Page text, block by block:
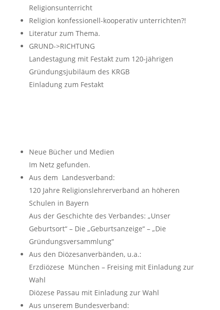
Religionsunterricht
Religion konfessionell-kooperativ unterrichten?!
Literatur zum Thema.
GRUND->RICHTUNG
Landestagung mit Festakt zum 120-jährigen
Gründungsjubiläum des KRGB
Einladung zum Festakt
Neue Bücher und Medien
Im Netz gefunden.
Aus dem Landesverband:
120 Jahre Religionslehrerverband an höheren
Schulen in Bayern
Aus der Geschichte des Verbandes: „Unser
Geburtsort“ – Die „Geburtsanzeige“ – „Die
Gründungsversammlung“
Aus den Diözesanverbänden, u.a.:
Erzdiözese München – Freising mit Einladung zur
Wahl
Diözese Passau mit Einladung zur Wahl
Aus unserem Bundesverband: